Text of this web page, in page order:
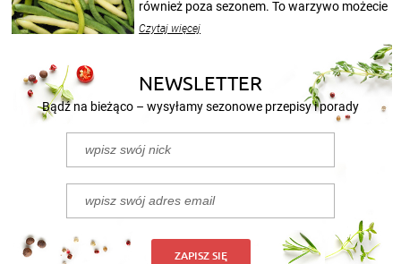
również poza sezonem. To warzywo możecie
nasze propozycje!
Czytaj więcej
NEWSLETTER
Bądź na bieżąco – wysyłamy sezonowe przepisy i porady
ZAPISZ SIĘ